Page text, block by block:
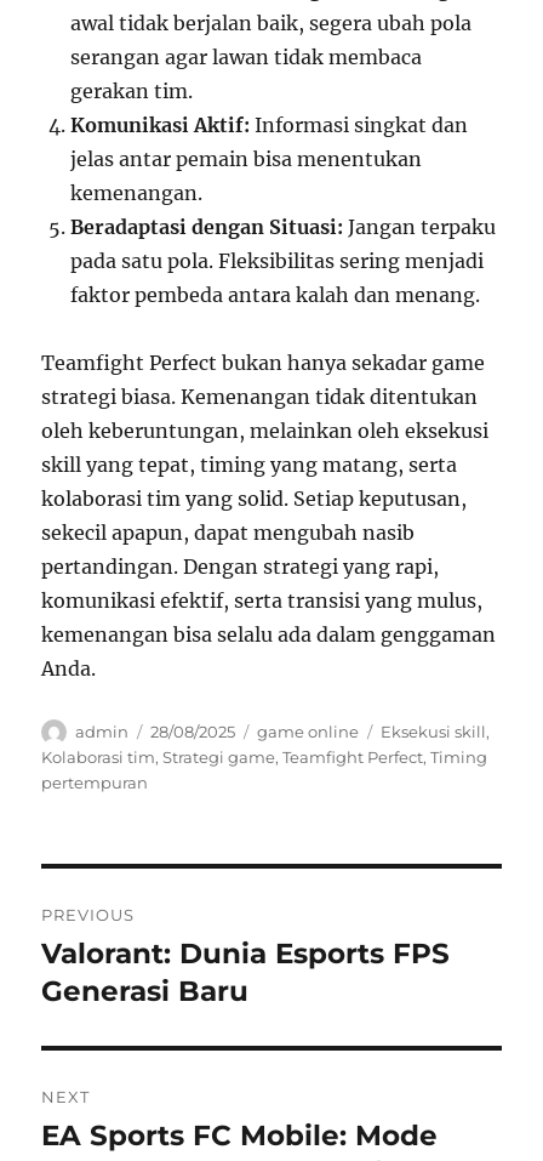
awal tidak berjalan baik, segera ubah pola
serangan agar lawan tidak membaca
gerakan tim.
Komunikasi Aktif: Informasi singkat dan
jelas antar pemain bisa menentukan
kemenangan.
Beradaptasi dengan Situasi: Jangan terpaku
pada satu pola. Fleksibilitas sering menjadi
faktor pembeda antara kalah dan menang.
Teamfight Perfect bukan hanya sekadar game
strategi biasa. Kemenangan tidak ditentukan
oleh keberuntungan, melainkan oleh eksekusi
skill yang tepat, timing yang matang, serta
kolaborasi tim yang solid. Setiap keputusan,
sekecil apapun, dapat mengubah nasib
pertandingan. Dengan strategi yang rapi,
komunikasi efektif, serta transisi yang mulus,
kemenangan bisa selalu ada dalam genggaman
Anda.
Author
admin
Posted
on
28/08/2025 Categories
game online Tags
Eksekusi skill,
Kolaborasi tim,Strategi game,Teamfight Perfect,Timing
pertempuran
pos
PREVIOUS
Previous
post:
Valorant: Dunia Esports FPS
Generasi Baru
NEXT
Next
EA Sports FC Mobile: Mode